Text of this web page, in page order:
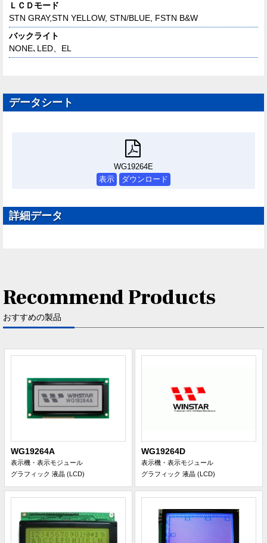
ＬＣＤモード
STN GRAY,STN YELLOW, STN/BLUE, FSTN B&W
バックライト
NONE､LED、EL
データシート
WG19264E
表示
ダウンロード
詳細データ
Recommend Products
おすすめの製品
WG19264A
表示機・表示モジュール
グラフィック 液晶 (LCD)
WG19264D
表示機・表示モジュール
グラフィック 液晶 (LCD)